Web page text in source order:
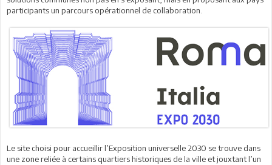
participants un parcours opérationnel de collaboration.
Le site choisi pour accueillir l’Exposition universelle 2030 se trouve dans
une zone reliée à certains quartiers historiques de la ville et jouxtant l’un